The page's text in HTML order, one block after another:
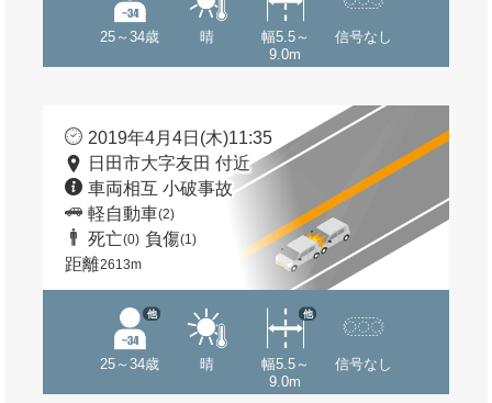
25～34歳 晴
幅5.5～
9.0m
信号なし
2019年4月4日(木)11:35
日田市大字友田 付近
車両相互 小破事故
軽自動車(2)
死亡(0) 負傷(1)
距離2613m
25～34歳
他
晴
幅5.5～
9.0m
他
信号なし